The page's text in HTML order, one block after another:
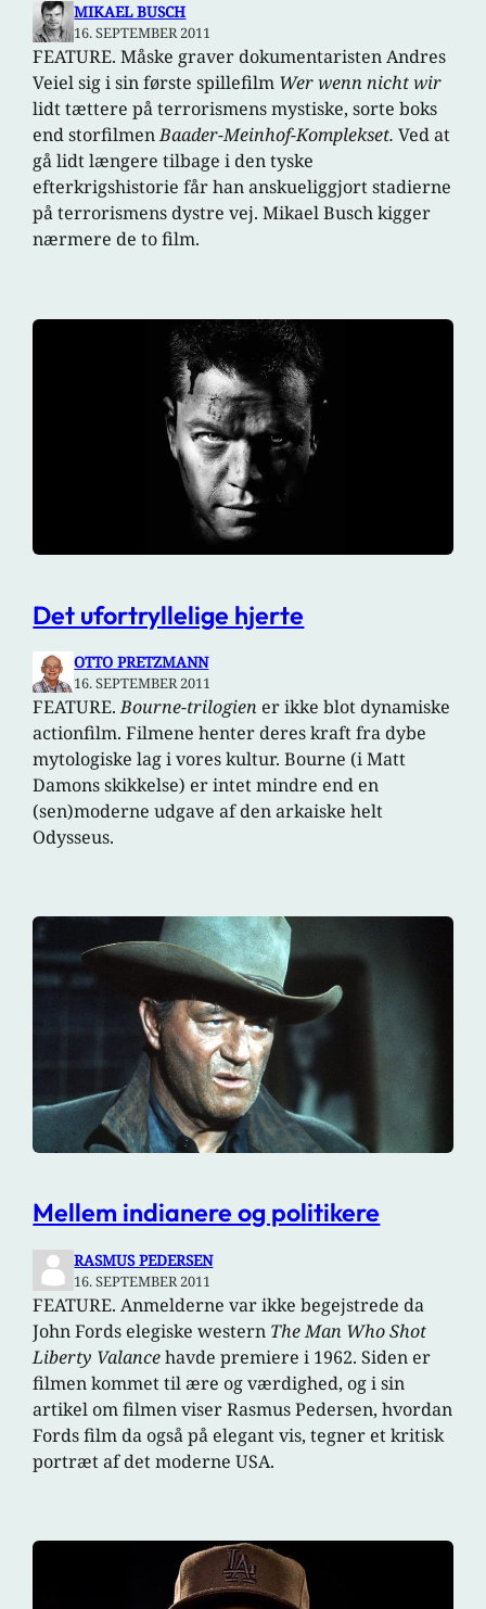
MIKAEL BUSCH
16. SEPTEMBER 2011
FEATURE. Måske graver dokumentaristen Andres
Veiel sig i sin første spillefilm Wer wenn nicht wir
lidt tættere på terrorismens mystiske, sorte boks
end storfilmenBaader-Meinhof-Komplekset.Ved at
gå lidt længere tilbage i den tyske
efterkrigshistorie får han anskueliggjort stadierne
på terrorismens dystre vej. Mikael Busch kigger
nærmere de to film.
Det ufortryllelige hjerte
OTTO PRETZMANN
16. SEPTEMBER 2011
FEATURE.Bourne-trilogien er ikke blot dynamiske
actionfilm. Filmene henter deres kraft fra dybe
mytologiske lag i vores kultur. Bourne (i Matt
Damons skikkelse) er intet mindre end en
(sen)moderne udgave af den arkaiske helt
Odysseus.
Mellem indianere og politikere
RASMUS PEDERSEN
16. SEPTEMBER 2011
FEATURE. Anmelderne var ikke begejstrede da
John Fords elegiske western The Man Who Shot
Liberty Valancehavde premiere i 1962. Siden er
filmen kommet til ære og værdighed, og i sin
artikel om filmen viser Rasmus Pedersen, hvordan
Fords film da også på elegant vis, tegner et kritisk
portræt af det moderne USA.